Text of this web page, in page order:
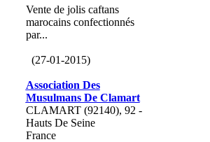
Vente de jolis caftans
marocains confectionnés
par...
(27-01-2015)
Association Des
Musulmans De Clamart
CLAMART (92140), 92 -
Hauts De Seine
France